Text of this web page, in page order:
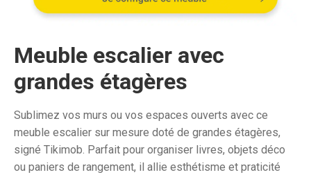
4
409,57€.
3
Meuble escalier avec
grandes étagères
Sublimez vos murs ou vos espaces ouverts avec ce
meuble escalier sur mesure doté de grandes étagères,
signé Tikimob. Parfait pour organiser livres, objets déco
ou paniers de rangement, il allie esthétisme et praticité